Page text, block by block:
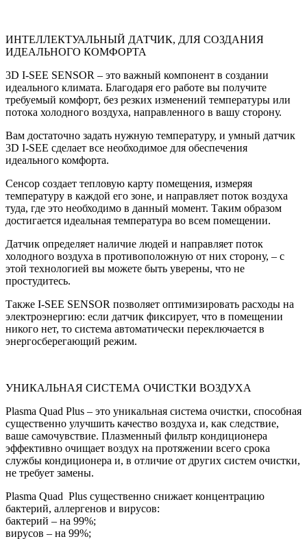
ИНТЕЛЛЕКТУАЛЬНЫЙ ДАТЧИК, ДЛЯ СОЗДАНИЯ
ИДЕАЛЬНОГО КОМФОРТА
3D I-SEE SENSOR – это важный компонент в создании
идеального климата. Благодаря его работе вы получите
требуемый комфорт, без резких изменений температуры или
потока холодного воздуха, направленного в вашу сторону.
Вам достаточно задать нужную температуру, и умный датчик
3D I-SEE сделает все необходимое для обеспечения
идеального комфорта.
Сенсор создает тепловую карту помещения, измеряя
температуру в каждой его зоне, и направляет поток воздуха
туда, где это необходимо в данный момент. Таким образом
достигается идеальная температура во всем помещении.
Датчик определяет наличие людей и направляет поток
холодного воздуха в противоположную от них сторону, – с
этой технологией вы можете быть уверены, что не
простудитесь.
Также I-SEE SENSOR позволяет оптимизировать расходы на
электроэнергию: если датчик фиксирует, что в помещении
никого нет, то система автоматически переключается в
энергосберегающий режим.
УНИКАЛЬНАЯ СИСТЕМА ОЧИСТКИ ВОЗДУХА
Plasma Quad Plus – это уникальная система очистки, способная
существенно улучшить качество воздуха и, как следствие,
ваше самочувствие. Плазменный фильтр кондиционера
эффективно очищает воздух на протяжении всего срока
службы кондиционера и, в отличие от других систем очистки,
не требует замены.
Plasma Quad Plus существенно снижает концентрацию
бактерий, аллергенов и вирусов:
бактерий – на 99%;
вирусов – на 99%;